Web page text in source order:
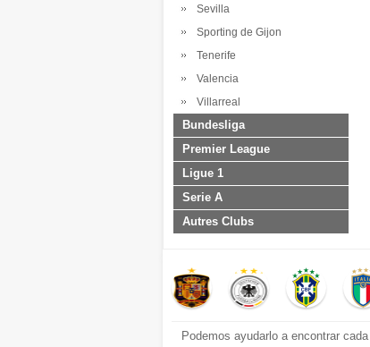
Sevilla
Sporting de Gijon
Tenerife
Valencia
Villarreal
Bundesliga
Premier League
Ligue 1
Serie A
Autres Clubs
Podemos ayudarlo a encontrar cada